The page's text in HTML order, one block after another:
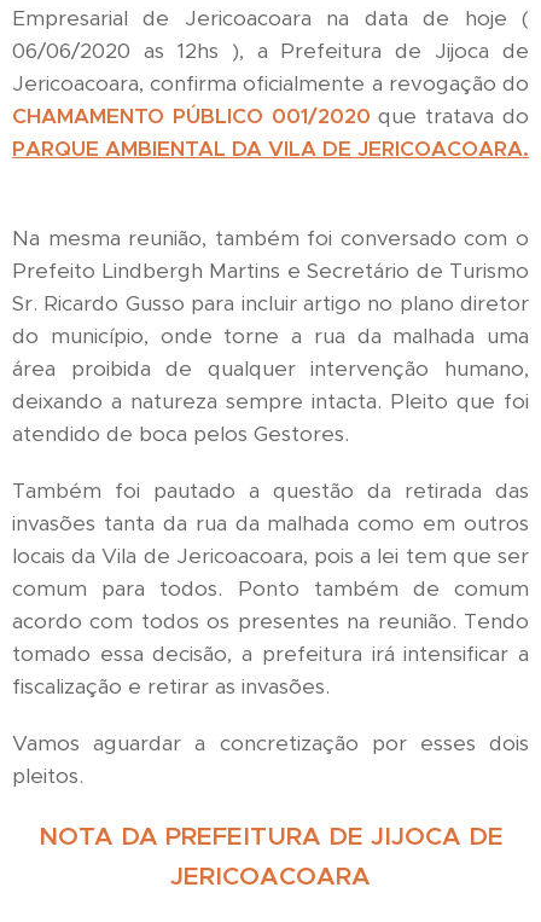
Empresarial de Jericoacoara na data de hoje (
06/06/2020 as 12hs ), a Prefeitura de Jijoca de
Jericoacoara, confirma oficialmente a revogação do
CHAMAMENTO PÚBLICO 001/2020 que tratava do
PARQUE AMBIENTAL DA VILA DE JERICOACOARA.
Na mesma reunião, também foi conversado com o
Prefeito Lindbergh Martins e Secretário de Turismo
Sr. Ricardo Gusso para incluir artigo no plano diretor
do município, onde torne a rua da malhada uma
área proibida de qualquer intervenção humano,
deixando a natureza sempre intacta. Pleito que foi
atendido de boca pelos Gestores.
Também foi pautado a questão da retirada das
invasões tanta da rua da malhada como em outros
locais da Vila de Jericoacoara, pois a lei tem que ser
comum para todos. Ponto também de comum
acordo com todos os presentes na reunião. Tendo
tomado essa decisão, a prefeitura irá intensificar a
fiscalização e retirar as invasões.
Vamos aguardar a concretização por esses dois
pleitos.
NOTA DA PREFEITURA DE JIJOCA DE
JERICOACOARA